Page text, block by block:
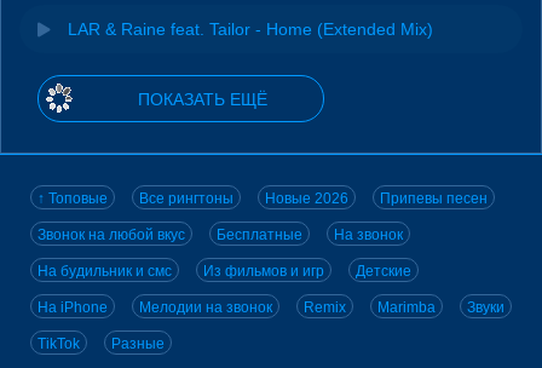
LAR & Raine feat. Tailor - Home (Extended Mix)
ПОКАЗАТЬ ЕЩЁ
↑ Топовые Все рингтоны Новые 2026 Припевы песен
Звонок на любой вкус Бесплатные На звонок
На будильник и смс Из фильмов и игр Детские
На iPhone Мелодии на звонок Remix Marimba Звуки
TikTok Разные